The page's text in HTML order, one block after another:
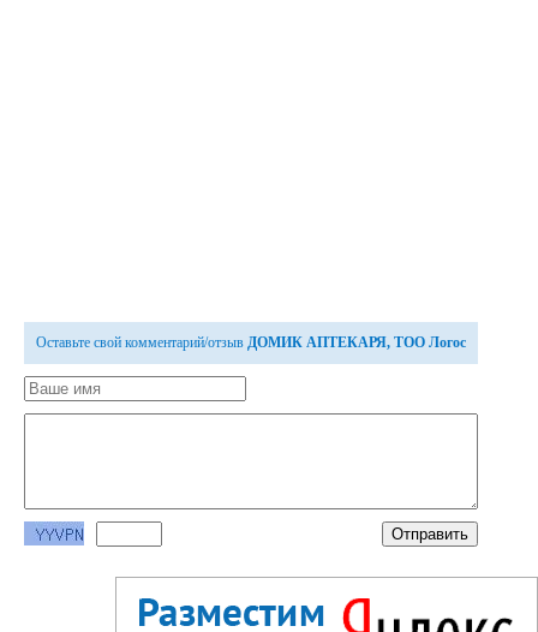
Оставьте свой комментарий/отзыв ДОМИК АПТЕКАРЯ, ТОО Логос